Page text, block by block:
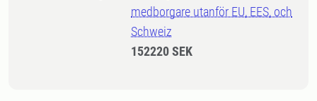
medborgare utanför EU, EES, och
Schweiz
152220 SEK